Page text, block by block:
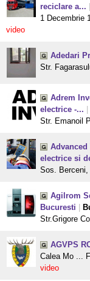
reciclare a...
1 Decembrie
video
Adedari
Str.
Adrem
electrice -...
Str. Emanoil
electrice si
Sos.
Agilrom
Bucuresti
Str.Grigore
AGVPS
Calea Mo ...
video